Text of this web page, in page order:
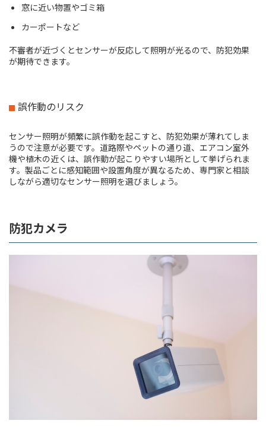
窓に近い物置やゴミ箱
カーポートなど
不審者が近づくとセンサーが反応して照明が光るので、防犯効果
が期待できます。
誤作動のリスク
センサー照明が頻繁に誤作動を起こすと、防犯効果が薄れてしま
うので注意が必要です。道路際やペットの通り道、エアコン室外
機や植木の近くは、誤作動が起こりやすい場所として挙げられま
す。製品ごとに感知範囲や設置角度が異なるため、専門家と相談
しながら適切なセンサー照明を選びましょう。
防犯カメラ